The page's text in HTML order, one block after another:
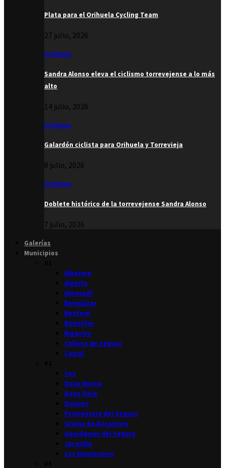
Plata para el Orihuela Cycling Team
27 julio, 2026
Ciclismo
Sandra Alonso eleva el ciclismo torrevejense a lo más
alto
14 julio, 2026
Ciclismo
Galardón ciclista para Orihuela y Torrevieja
8 julio, 2026
Ciclismo
Doblete histórico de la torrevejense Sandra Alonso
7 julio, 2026
Galerías
Municipios
Albatera
Algorfa
Almoradí
Benejúzar
Benferri
Benijófar
Bigastro
Callosa de Segura
Catral
Cox
Daya Nueva
Daya Vieja
Dolores
Formentera del Segura
Granja de Rocamora
Guardamar del Segura
Jacarilla
Los Montesinos